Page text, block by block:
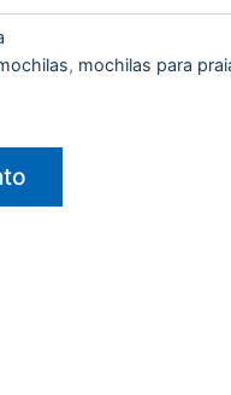
, mochilas para